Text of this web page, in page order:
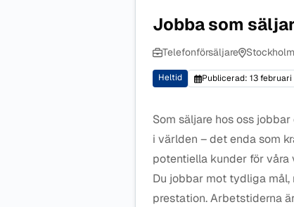
Jobba som
Telefonförsäljare
Heltid Publicerad: 13 februari
Som säljare hos oss
i världen – det enda som
potentiella kunder för
Du jobbar mot tydliga
prestation. Arbetstiderna